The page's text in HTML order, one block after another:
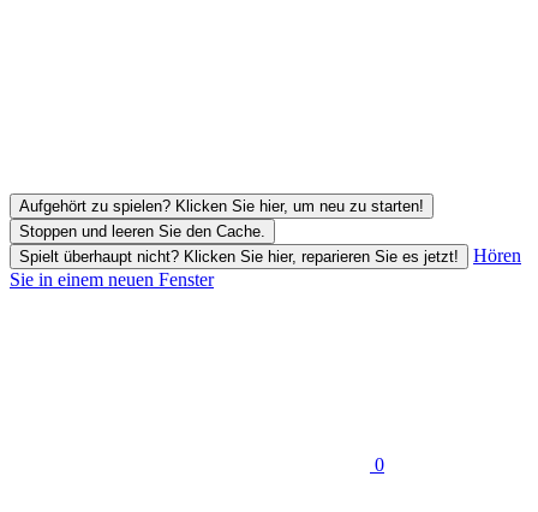
Aufgehört zu spielen? Klicken Sie hier, um neu zu starten!
Stoppen und leeren Sie den Cache.
Spielt überhaupt nicht? Klicken Sie hier, reparieren Sie es jetzt!
Hören
Sie in einem neuen Fenster
0